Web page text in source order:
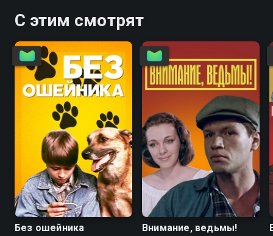
С этим смотрят
6.7 4.6
Без ошейника
5.6
Внимание, ведьмы!